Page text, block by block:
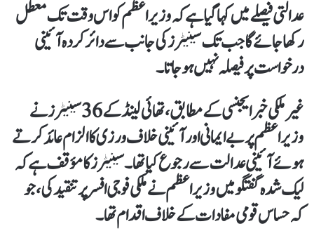
عدالتی فیصلے میں کہا گیا ہے کہ وزیراعظم کو اس وقت تک معطل
رکھا جائے گا جب تک سینیٹرز کی جانب سے دائر کردہ آئینی
درخواست پر فیصلہ نہیں ہو جاتا۔
غیر ملکی خبر ایجنسی کے مطابق، تھائی لینڈ کے 36 سینیٹرز نے
وزیراعظم پر بے ایمانی اور آئینی خلاف ورزی کا الزام عائد کرتے
ہوئے آئینی عدالت سے رجوع کیا تھا۔ سینیٹرز کا مؤقف ہے کہ
لیک شدہ گفتگو میں وزیراعظم نے ملکی فوجی افسر پر تنقید کی، جو
کہ حساس قومی مفادات کے خلاف اقدام تھا۔